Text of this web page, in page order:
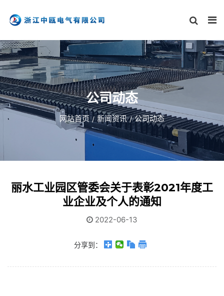
公司动态
网站首页 新闻资讯 公司动态
丽水工业园区管委会关于表彰2021年度工
业企业及个人的通知
2022-06-13
分享到：